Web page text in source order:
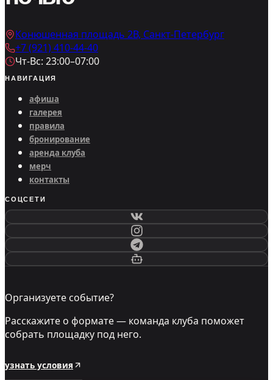
Конюшенная площадь 2В, Санкт-Петербург
+7 (921) 410-44-40
Чт-Вс: 23:00–07:00
НАВИГАЦИЯ
афиша
галерея
правила
бронирование
аренда клуба
мерч
контакты
СОЦСЕТИ
Организуете событие?
Расскажите о формате — команда клуба поможет
собрать площадку под него.
узнать условия